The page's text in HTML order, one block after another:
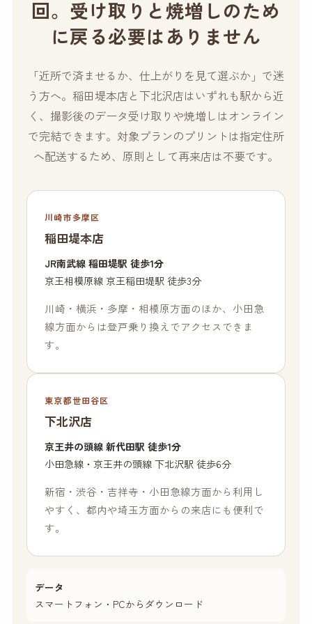
回。受け取りと焼増しのため
に戻る必要はありません
「近所で済ませるか、仕上がりを見て選ぶか」で迷
う方へ。稲田堤本店と下北沢店はいずれも駅から近
く、撮影後のデータ受け取りや焼増しはオンライン
で完結できます。対象プランのプリントは指定住所
へ配送するため、原則として再来店は不要です。
川崎市多摩区
稲田堤本店
JR南武線 稲田堤駅 徒歩1分
京王相模原線 京王稲田堤駅 徒歩3分
川崎・横浜・多摩・相模原方面のほか、小田急
線方面からは登戸乗り換えでアクセスできま
す。
東京都世田谷区
下北沢店
京王井の頭線 新代田駅 徒歩1分
小田急線・京王井の頭線 下北沢駅 徒歩6分
新宿・渋谷・吉祥寺・小田急線方面から利用し
やすく、都内や埼玉方面からの来店にも便利で
す。
データ
スマートフォン・PCからダウンロード